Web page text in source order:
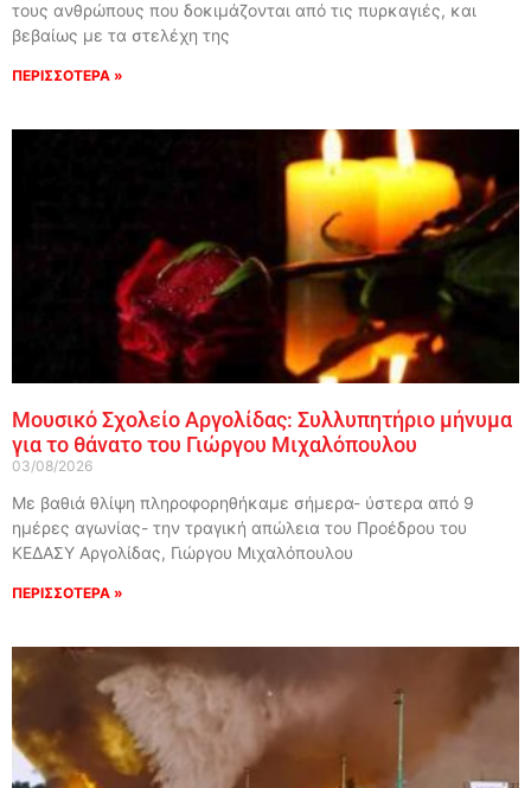
τους ανθρώπους που δοκιμάζονται από τις πυρκαγιές, και
βεβαίως με τα στελέχη της
ΠΕΡΙΣΣΟΤΕΡΑ »
Μουσικό Σχολείο Αργολίδας: Συλλυπητήριο μήνυμα
για το θάνατο του Γιώργου Μιχαλόπουλου
03/08/2026
Με βαθιά θλίψη πληροφορηθήκαμε σήμερα- ύστερα από 9
ημέρες αγωνίας- την τραγική απώλεια του Προέδρου του
ΚΕΔΑΣΥ Αργολίδας, Γιώργου Μιχαλόπουλου
ΠΕΡΙΣΣΟΤΕΡΑ »